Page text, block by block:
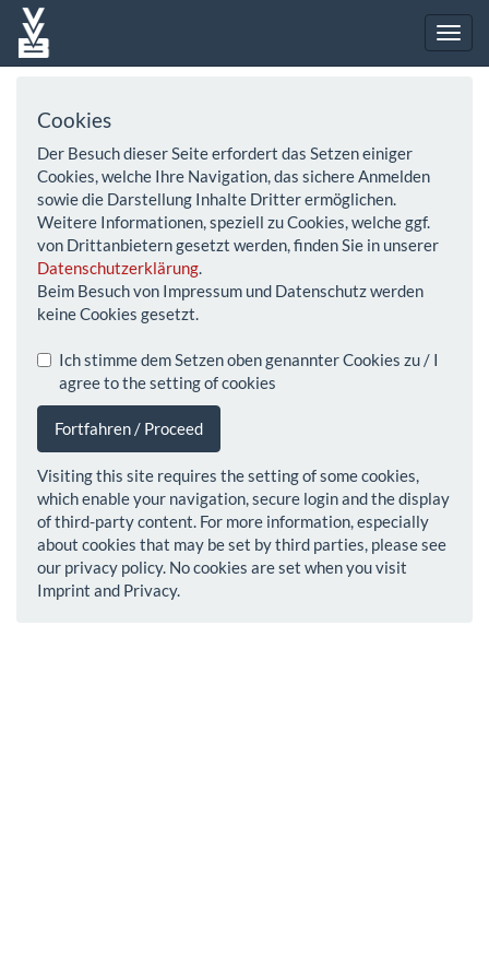
Cookies
Der Besuch dieser Seite erfordert das Setzen einiger
Cookies, welche Ihre Navigation, das sichere Anmelden
sowie die Darstellung Inhalte Dritter ermöglichen.
Weitere Informationen, speziell zu Cookies, welche ggf.
von Drittanbietern gesetzt werden, finden Sie in unserer
Datenschutzerklärung.
Beim Besuch von Impressum und Datenschutz werden
keine Cookies gesetzt.
Ich stimme dem Setzen oben genannter Cookies zu / I
agree to the setting of cookies
Fortfahren / Proceed
Visiting this site requires the setting of some cookies,
which enable your navigation, secure login and the display
of third-party content. For more information, especially
about cookies that may be set by third parties, please see
our privacy policy. No cookies are set when you visit
Imprint and Privacy.